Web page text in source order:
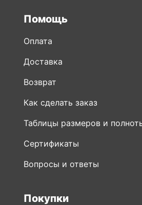
Помощь
Оплата
Доставка
Возврат
Как сделать заказ
Таблицы размеров и
Сертификаты
Вопросы и ответы
Покупки